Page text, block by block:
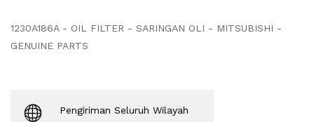
1230A186A - OIL FILTER - SARINGAN OLI - MITSUBISHI -
GENUINE PARTS
Pengiriman Seluruh Wilayah